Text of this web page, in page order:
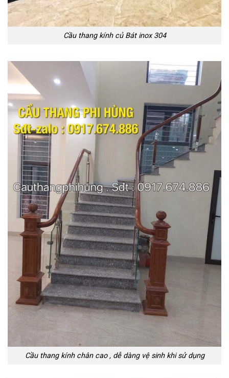
Cầu thang kính củ Bát inox 304
Cầu thang kính chân cao , dễ dàng vệ sinh khi sử dụng